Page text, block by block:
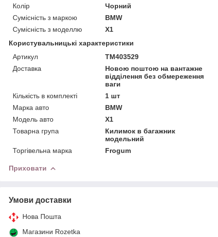
Колір
Чорний
Сумісність з маркою
BMW
Сумісність з моделлю
X1
Користувальницькі характеристики
Артикул
TM403529
Доставка
Новою поштою на вантажне
відділення без обмереження
ваги
Кількість в комплекті
1 шт
Марка авто
BMW
Модель авто
X1
Товарна група
Килимок в багажник
модельний
Торгівельна марка
Frogum
Приховати
Умови доставки
Нова Пошта
Магазини Rozetka